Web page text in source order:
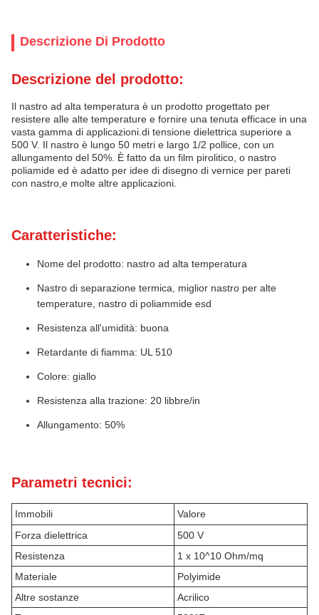
Descrizione Di Prodotto
Descrizione del prodotto:
Il nastro ad alta temperatura è un prodotto progettato per
resistere alle alte temperature e fornire una tenuta efficace in una
vasta gamma di applicazioni.di tensione dielettrica superiore a
500 V. Il nastro è lungo 50 metri e largo 1/2 pollice, con un
allungamento del 50%. È fatto da un film pirolitico, o nastro
poliamide ed è adatto per idee di disegno di vernice per pareti
con nastro,e molte altre applicazioni.
Caratteristiche:
Nome del prodotto: nastro ad alta temperatura
Nastro di separazione termica, miglior nastro per alte
temperature, nastro di poliammide esd
Resistenza all'umidità: buona
Retardante di fiamma: UL 510
Colore: giallo
Resistenza alla trazione: 20 libbre/in
Allungamento: 50%
Parametri tecnici:
Immobili
Valore
Forza dielettrica
500 V
Resistenza
1 x 10^10 Ohm/mq
Materiale
Polyimide
Altre sostanze
Acrilico